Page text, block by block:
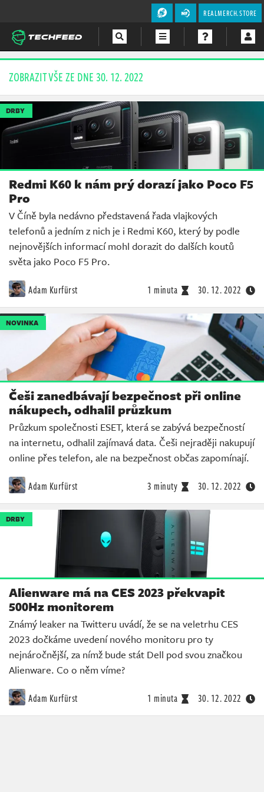
REALMERCH.STORE
Magazín
Videa
Soutěže
ZOBRAZIT VŠE ZE DNE 30. 12. 2022
DRBY
Redmi K60 k nám prý dorazí jako Poco F5
Pro
V Číně byla nedávno představená řada vlajkových
telefonů a jedním z nich je i Redmi K60, který by podle
nejnovějších informací mohl dorazit do dalších koutů
světa jako Poco F5 Pro.
Adam Kurfürst 1 minuta 30. 12. 2022
NOVINKA
Češi zanedbávají bezpečnost při online
nákupech, odhalil průzkum
Průzkum společnosti ESET, která se zabývá bezpečností
na internetu, odhalil zajímavá data. Češi nejraději nakupují
online přes telefon, ale na bezpečnost občas zapomínají.
Adam Kurfürst 3 minuty 30. 12. 2022
DRBY
Alienware má na CES 2023 překvapit
500Hz monitorem
Známý leaker na Twitteru uvádí, že se na veletrhu CES
2023 dočkáme uvedení nového monitoru pro ty
nejnáročnější, za nímž bude stát Dell pod svou značkou
Alienware. Co o něm víme?
Adam Kurfürst 1 minuta 30. 12. 2022